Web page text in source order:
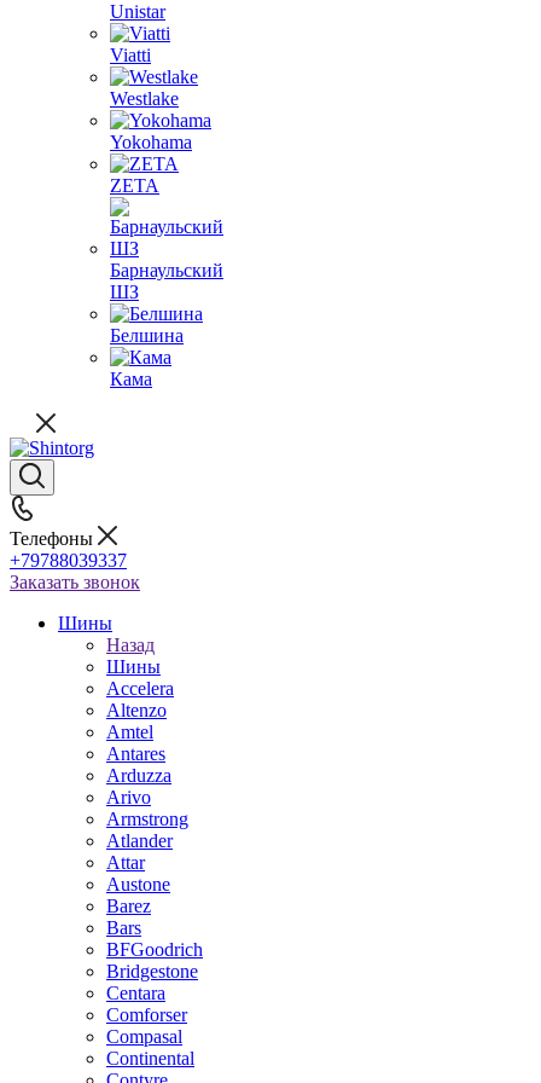
Unistar
Viatti
Westlake
Yokohama
ZETA
Барнаульский
ШЗ
Белшина
Кама
Телефоны
+79788039337
Заказать звонок
Шины
Назад
Шины
Accelera
Altenzo
Amtel
Antares
Arduzza
Arivo
Armstrong
Atlander
Attar
Austone
Barez
Bars
BFGoodrich
Bridgestone
Centara
Comforser
Compasal
Continental